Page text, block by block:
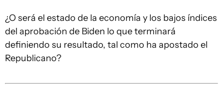
¿O será el estado de la economía y los bajos índices
del aprobación de Biden lo que terminará
definiendo su resultado, tal como ha apostado el
Republicano?